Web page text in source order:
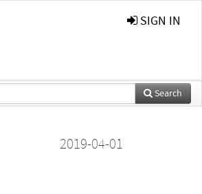
SIGN IN
Search
2019-04-01